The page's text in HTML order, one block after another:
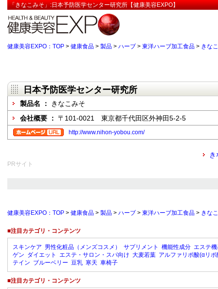
「きなこみそ」:日本予防医学センター研究所【健康美容EXPO】
健康美容EXPO：TOP > 健康食品 > 製品 > ハーブ > 東洋ハーブ加工食品 > きなこ
日本予防医学センター研究所
製品名 ：
きなこみそ
会社概要 ： 〒101-0021 東京都千代田区外神田5-2-5
http://www.nihon-yobou.com/
PRサイト
健康美容EXPO：TOP > 健康食品 > 製品 > ハーブ > 東洋ハーブ加工食品 > きなこ
■注目カテゴリ・コンテンツ
スキンケア 男性化粧品（メンズコスメ） サプリメント 機能性成分 エステ
ゲン ダイエット エステ・サロン・スパ向け 大麦若葉 アルファリポ酸(αリポ
テイン ブルーベリー 豆乳 寒天 車椅子
■注目カテゴリ・コンテンツ